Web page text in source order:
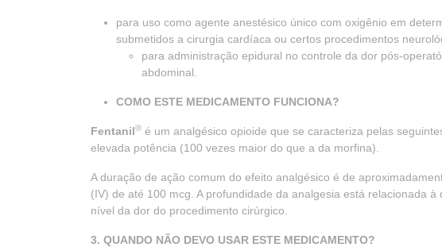
para uso como agente anestésico único com oxigênio em
submetidos a cirurgia cardíaca ou certos procedimentos
para administração epidural no controle da dor pós-
abdominal.
COMO ESTE MEDICAMENTO FUNCIONA?
Fentanil® é um analgésico opioide que se caracteriza pelas
elevada potência (100 vezes maior do que a da morfina).
A duração de ação comum do efeito analgésico é de
(IV) de até 100 mcg. A profundidade da analgesia está relacionada
nível da dor do procedimento cirúrgico.
3. QUANDO NÃO DEVO USAR ESTE MEDICAMENTO?